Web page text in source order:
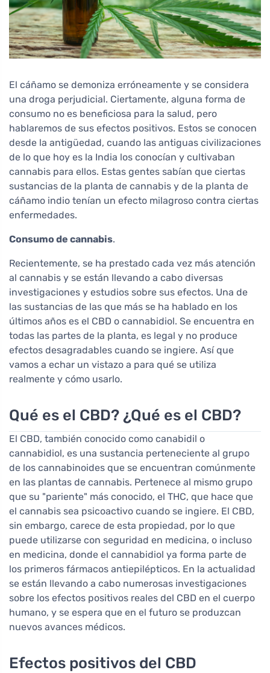
El cáñamo se demoniza erróneamente y se considera
una droga perjudicial. Ciertamente, alguna forma de
consumo no es beneficiosa para la salud, pero
hablaremos de sus efectos positivos. Estos se conocen
desde la antigüedad, cuando las antiguas civilizaciones
de lo que hoy es la India los conocían y cultivaban
cannabis para ellos. Estas gentes sabían que ciertas
sustancias de la planta de cannabis y de la planta de
cáñamo indio tenían un efecto milagroso contra ciertas
enfermedades.
Consumo de cannabis.
Recientemente, se ha prestado cada vez más atención
al cannabis y se están llevando a cabo diversas
investigaciones y estudios sobre sus efectos. Una de
las sustancias de las que más se ha hablado en los
últimos años es el CBD o cannabidiol. Se encuentra en
todas las partes de la planta, es legal y no produce
efectos desagradables cuando se ingiere. Así que
vamos a echar un vistazo a para qué se utiliza
realmente y cómo usarlo.
Qué es el CBD? ¿Qué es el CBD?
El CBD, también conocido como canabidil o
cannabidiol, es una sustancia perteneciente al grupo
de los cannabinoides que se encuentran comúnmente
en las plantas de cannabis. Pertenece al mismo grupo
que su "pariente" más conocido, el THC, que hace que
el cannabis sea psicoactivo cuando se ingiere. El CBD,
sin embargo, carece de esta propiedad, por lo que
puede utilizarse con seguridad en medicina, o incluso
en medicina, donde el cannabidiol ya forma parte de
los primeros fármacos antiepilépticos. En la actualidad
se están llevando a cabo numerosas investigaciones
sobre los efectos positivos reales del CBD en el cuerpo
humano, y se espera que en el futuro se produzcan
nuevos avances médicos.
Efectos positivos del CBD